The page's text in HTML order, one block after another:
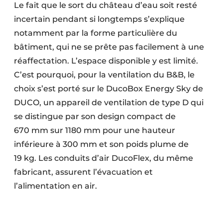
Le fait que le sort du château d’eau soit resté
incertain pendant si longtemps s’explique
notamment par la forme particulière du
bâtiment, qui ne se prête pas facilement à une
réaffectation. L’espace disponible y est limité.
C’est pourquoi, pour la ventilation du B&B, le
choix s’est porté sur le DucoBox Energy Sky de
DUCO, un appareil de ventilation de type D qui
se distingue par son design compact de
670 mm sur 1180 mm pour une hauteur
inférieure à 300 mm et son poids plume de
19 kg. Les conduits d’air DucoFlex, du même
fabricant, assurent l’évacuation et
l’alimentation en air.